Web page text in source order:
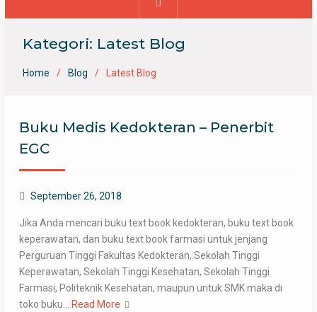
Kategori: Latest Blog
Home Blog Latest Blog
Buku Medis Kedokteran – Penerbit
EGC
September 26, 2018
Jika Anda mencari buku text book kedokteran, buku text book
keperawatan, dan buku text book farmasi untuk jenjang
Perguruan Tinggi Fakultas Kedokteran, Sekolah Tinggi
Keperawatan, Sekolah Tinggi Kesehatan, Sekolah Tinggi
Farmasi, Politeknik Kesehatan, maupun untuk SMK maka di
toko buku…
Read More